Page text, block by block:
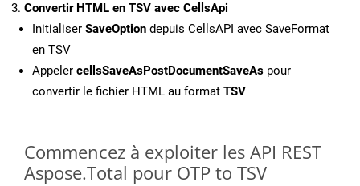
Convertir HTML en TSV avec CellsApi
Initialiser SaveOption depuis CellsAPI avec SaveFormat
en TSV
Appeler cellsSaveAsPostDocumentSaveAs pour
convertir le fichier HTML au format TSV
Commencez à exploiter les API REST
Aspose.Total pour OTP to TSV